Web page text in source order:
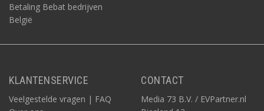
Betaling Bebat bedrijven
België
KLANTENSERVICE
Veelgestelde vragen | FAQ
CONTACT
Media 73 B.V. / EVPartner.nl